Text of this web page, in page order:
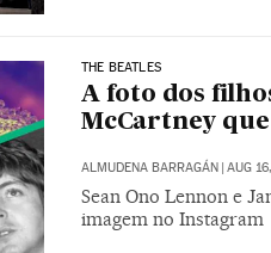
THE BEATLES
A foto dos
McCartney
ALMUDENA BARRAGÁN AUG
Sean Ono Lennon e
imagem no Instagram